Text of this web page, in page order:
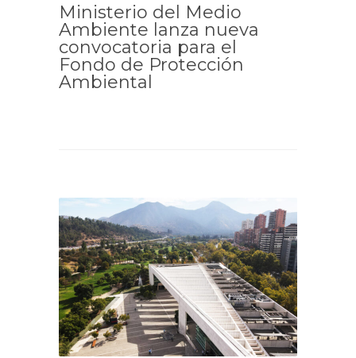
Ministerio del Medio
Ambiente lanza nueva
convocatoria para el
Fondo de Protección
Ambiental